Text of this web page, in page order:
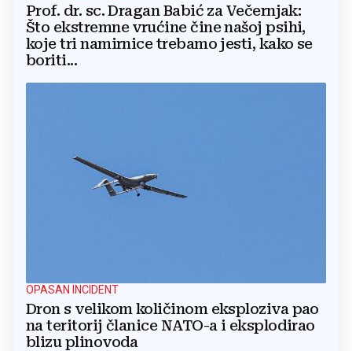
Prof. dr. sc. Dragan Babić za Večernjak:
Što ekstremne vrućine čine našoj psihi,
koje tri namirnice trebamo jesti, kako se
boriti...
OPASAN INCIDENT
Dron s velikom količinom eksploziva pao
na teritorij članice NATO-a i eksplodirao
blizu plinovoda